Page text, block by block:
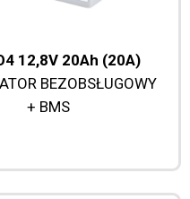
12,8V 20Ah (20A)
BEZOBSŁUGOWY
+ BMS